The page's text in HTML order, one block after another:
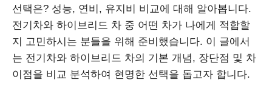
선택은? 성능, 연비, 유지비 비교에 대해 알아봅니다.
전기차와 하이브리드 차 중 어떤 차가 나에게 적합할
지 고민하시는 분들을 위해 준비했습니다. 이 글에서
는 전기차와 하이브리드 차의 기본 개념, 장단점 및 차
이점을 비교 분석하여 현명한 선택을 돕고자 합니다.